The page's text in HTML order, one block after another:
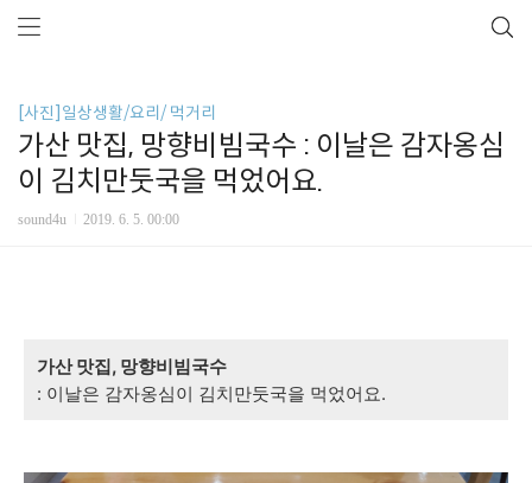
[사진]일상생활/요리/ 먹거리
가산 맛집, 망향비빔국수 : 이날은 감자옹심
이 김치만둣국을 먹었어요.
sound4u 2019. 6. 5. 00:00
가산 맛집, 망향비빔국수
: 이날은 감자옹심이 김치만둣국을 먹었어요.